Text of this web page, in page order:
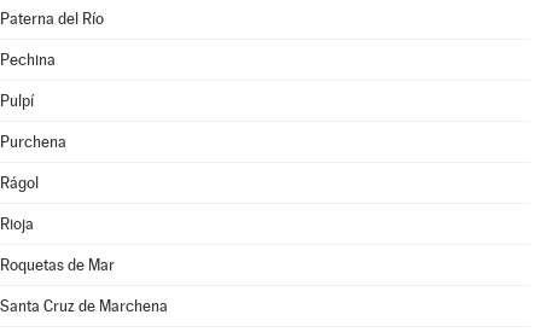
Paterna del Río
Pechina
Pulpí
Purchena
Rágol
Rioja
Roquetas de Mar
Santa Cruz de Marchena